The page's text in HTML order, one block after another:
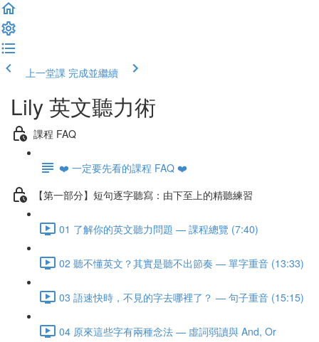
上一堂課 完成並繼續
Lily 英文聽力術
課程 FAQ
❤️ 一定要先看的課程 FAQ ❤️
【第一部分】短句逐字聽寫：由下至上的精聽練習
01 了解你的英文聽力問題 — 課程總覽 (7:40)
02 聽不懂英文？其實是聽不出節奏 — 單字重音 (13:33)
03 語速快時，不見的字去哪裡了？ — 句子重音 (15:15)
04 原來這些字有兩種念法 — 虛詞弱讀與 And, Or